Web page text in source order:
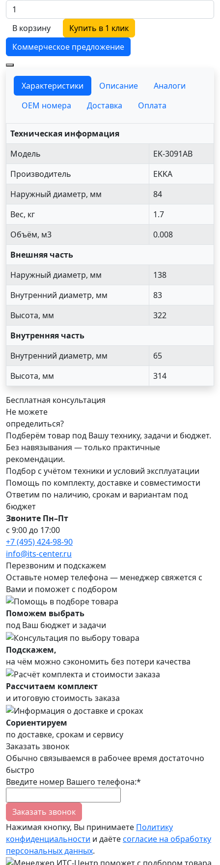
В корзину
Купить в 1 клик
Коммерческое предложение
Характеристики Описание
Аналоги
OEM номера
Доставка Оплата
Техническая информация
Модель
EK-3091AB
Производитель
EKKA
Наружный диаметр, мм
84
Вес, кг
1.7
Объём, м3
0.008
Внешняя часть
Наружный диаметр, мм
138
Внутренний диаметр, мм
83
Высота, мм
322
Внутренняя часть
Внутренний диаметр, мм
65
Высота, мм
314
Бесплатная консультация
Не можете
определиться?
Подберём товар под Вашу технику, задачи и бюджет.
Без навязывания — только практичные
рекомендации.
Подбор с учётом техники и условий эксплуатации
Помощь по комплекту, доставке и совместимости
Ответим по наличию, срокам и вариантам под
бюджет
Звоните Пн–Пт
с 9:00 до 17:00
+7 (495) 424-98-90
info@its-center.ru
Перезвоним и подскажем
Оставьте номер телефона — менеджер свяжется с
Вами и поможет с подбором
Поможем выбрать
под Ваш бюджет и задачи
Подскажем,
на чём можно сэкономить без потери качества
Рассчитаем комплект
и итоговую стоимость заказа
Сориентируем
по доставке, срокам и сервису
Заказать звонок
Обычно связываемся в рабочее время достаточно
быстро
Введите номер Вашего телефона:*
Заказать звонок
Нажимая кнопку, Вы принимаете Политику
конфиденциальности и даётесогласие на обработку
персональных данных.